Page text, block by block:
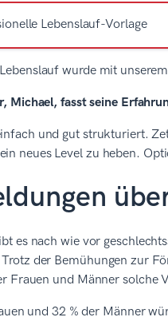
wurde mit
Michael, fasst seine
und gut strukturiert.
neues Level zu heben.
es nach wie vor
der Bemühungen zur
Frauen und Männer solche
und 32 % der Männer